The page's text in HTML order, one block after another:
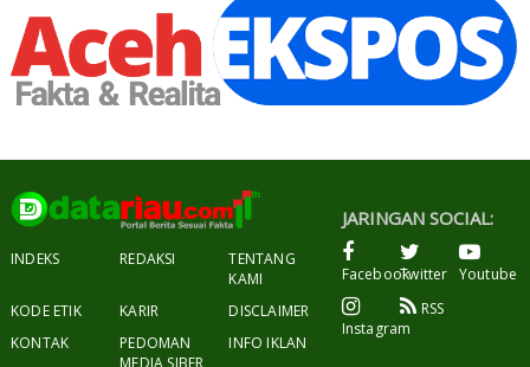
INDEKS REDAKSI
TENTANG
KAMI
KODE ETIK
KARIR
DISCLAIMER
KONTAK
PEDOMAN
MEDIA SIBER
INFO IKLAN
JARINGAN SOCIAL:
FacebookTwitter Youtube
Instagram
RSS